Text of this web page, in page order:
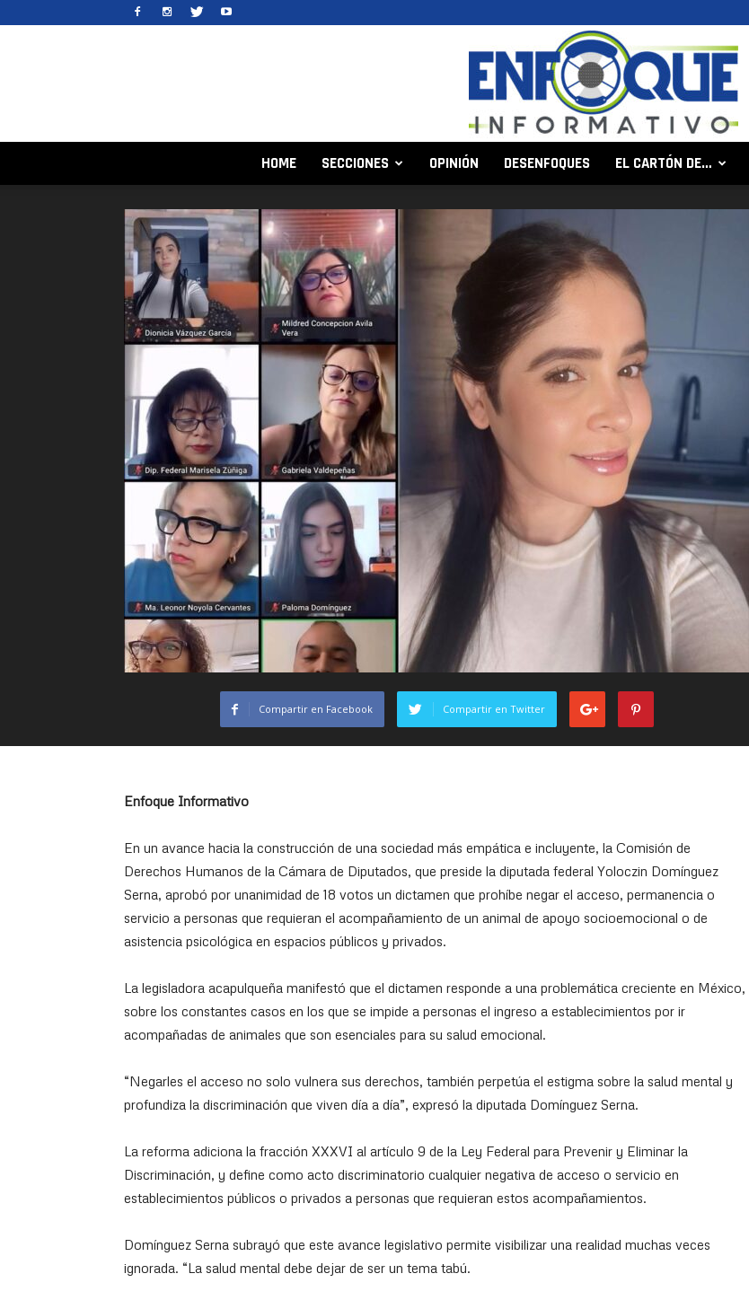
Informativo
HOME SECCIONES OPINIÓN DESENFOQUES EL CARTÓN DE…
Compartir en Facebook Compartir en Twitter
Enfoque Informativo
En un avance hacia la construcción de una sociedad más empática e incluyente, la Comisión de
Derechos Humanos de la Cámara de Diputados, que preside la diputada federal Yoloczin Domínguez
Serna, aprobó por unanimidad de 18 votos un dictamen que prohíbe negar el acceso, permanencia o
servicio a personas que requieran el acompañamiento de un animal de apoyo socioemocional o de
asistencia psicológica en espacios públicos y privados.
La legisladora acapulqueña manifestó que el dictamen responde a una problemática creciente en México,
sobre los constantes casos en los que se impide a personas el ingreso a establecimientos por ir
acompañadas de animales que son esenciales para su salud emocional.
“Negarles el acceso no solo vulnera sus derechos, también perpetúa el estigma sobre la salud mental y
profundiza la discriminación que viven día a día”, expresó la diputada Domínguez Serna.
La reforma adiciona la fracción XXXVI al artículo 9 de la Ley Federal para Prevenir y Eliminar la
Discriminación, y define como acto discriminatorio cualquier negativa de acceso o servicio en
establecimientos públicos o privados a personas que requieran estos acompañamientos.
Domínguez Serna subrayó que este avance legislativo permite visibilizar una realidad muchas veces
ignorada. “La salud mental debe dejar de ser un tema tabú.